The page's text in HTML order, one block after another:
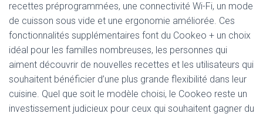
recettes préprogrammées, une connectivité Wi-Fi, un mode
de cuisson sous vide et une ergonomie améliorée. Ces
fonctionnalités supplémentaires font du Cookeo + un choix
idéal pour les familles nombreuses, les personnes qui
aiment découvrir de nouvelles recettes et les utilisateurs qui
souhaitent bénéficier d’une plus grande flexibilité dans leur
cuisine. Quel que soit le modèle choisi, le Cookeo reste un
investissement judicieux pour ceux qui souhaitent gagner du